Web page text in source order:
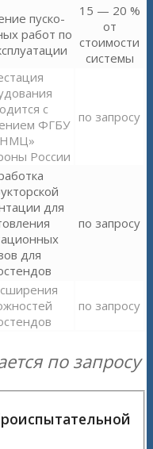
пуско-
работ по
15 — 20 %
от
стоимости
системы
с
ФГБУ
России
по запросу
для
для
по запросу
по запросу
по запросу